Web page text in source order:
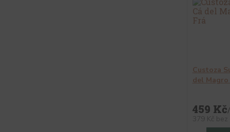
Custoza
del
459 Kč/